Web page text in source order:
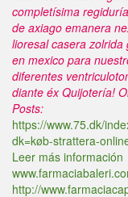
completísima
de axiago emanera
lioresal casera zolrida
en mexico para
diferentes
diante éx Quijotería!
Posts:
https://www.75.dk/
dk=køb-strattera-
Leer más información
http://